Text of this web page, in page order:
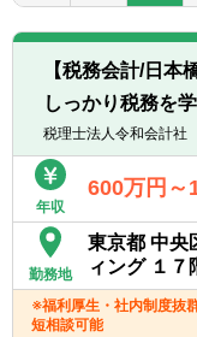
【税務会計/日
しっかり税務を
税理士法人令和会計社
年収
600万円～
勤務地
東京都 中央
ィング １７
※福利厚生・社内制度抜
短相談可能